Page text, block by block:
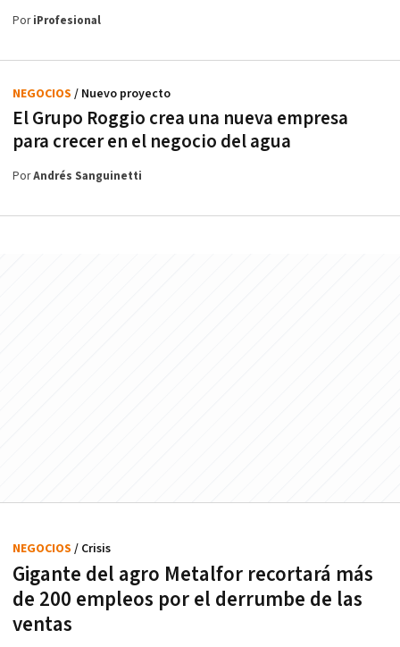
PoriProfesional
El Grupo Roggio crea una nueva empresa
para crecer en el negocio del agua
NEGOCIOS / Nuevo proyecto
PorAndrés Sanguinetti
Gigante del agro Metalfor recortará más
de 200 empleos por el derrumbe de las
ventas
NEGOCIOS / Crisis